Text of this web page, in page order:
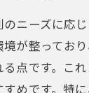
ニーズに応
が整ってお
点です。こ
めです。特